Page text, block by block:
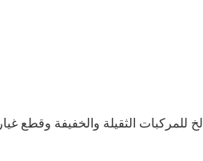
إلخ للمركبات الثقيلة والخفيفة وقطع غيار